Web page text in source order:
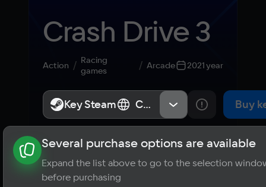
Crash Drive 3
Action
Racing
games
Arcade 2021 year
Key Steam СНГ, Россия Buy
About the game News Publications
? Player ratings
No reviews
Key Steam СНГ, Россия
Several purchase options are available
Expand the list above to go to the selection
before purchasing